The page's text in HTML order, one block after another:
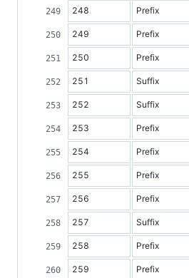
248 Prefix
249 Prefix
250 Prefix
251 Suffix
252 Suffix
253 Prefix
254 Prefix
255 Prefix
256 Prefix
257 Suffix
258 Prefix
259 Prefix